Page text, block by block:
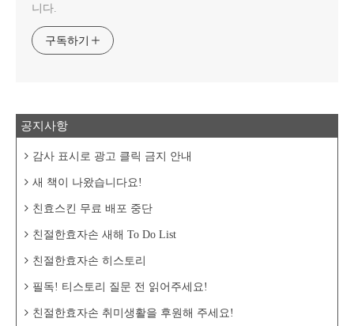
니다.
구독하기
공지사항
감사 표시로 광고 클릭 금지 안내
새 책이 나왔습니다요!
친효스킨 무료 배포 중단
친절한효자손 새해 To Do List
친절한효자손 히스토리
필독! 티스토리 질문 전 읽어주세요!
친절한효자손 취미생활을 후원해 주세요!